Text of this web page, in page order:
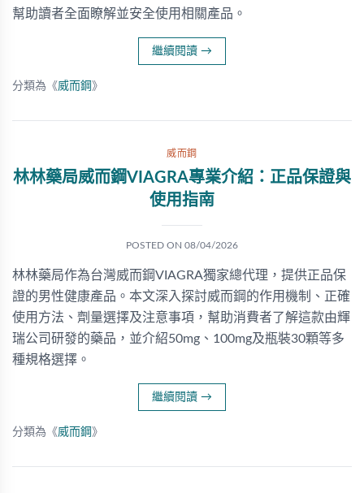
幫助讀者全面瞭解並安全使用相關產品。
繼續閱讀 →
分類為《威而鋼 》
威而鋼
林林藥局威而鋼VIAGRA專業介紹：正品保證與
使用指南
POSTED ON 08/04/2026
林林藥局作為台灣威而鋼VIAGRA獨家總代理，提供正品保
證的男性健康產品。本文深入探討威而鋼的作用機制、正確
使用方法、劑量選擇及注意事項，幫助消費者了解這款由輝
瑞公司研發的藥品，並介紹50mg、100mg及瓶裝30顆等多
種規格選擇。
繼續閱讀 →
分類為《威而鋼 》